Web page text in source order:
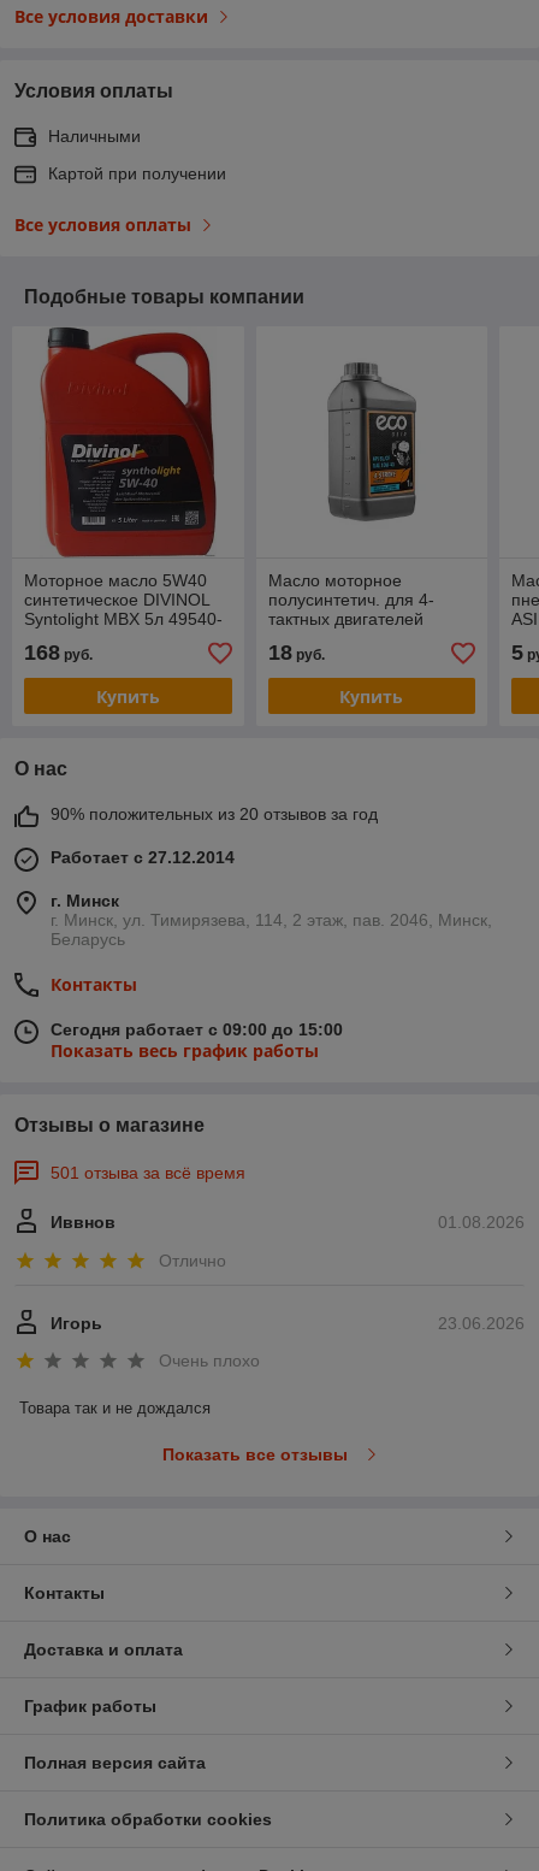
Все условия доставки
Условия оплаты
Наличными
Картой при получении
Все условия оплаты
Подобные товары компании
Моторное масло 5W40
синтетическое DIVINOL
Syntolight MBX 5л 49540-
168 руб.
Купить
Масло моторное
полусинтетич. для 4-
тактных двигателей
техники ECO 10W-40
SL/CF 1 л
18руб.
Купить
5
О нас
90% положительных из 20 отзывов за год
Работает с 27.12.2014
г. Минск
г. Минск, ул. Тимирязева, 114, 2 этаж, пав. 2046, Минск,
Беларусь
Контакты
Сегодня работает с 09:00 до 15:00
Показать весь график работы
Отзывы о магазине
501 отзыва за всё время
01.08.2026
Иввнов
Отлично
23.06.2026
Игорь
Очень плохо
Товара так и не дождался
Показать все отзывы
О нас
Контакты
Доставка и оплата
График работы
Полная версия сайта
Политика обработки cookies